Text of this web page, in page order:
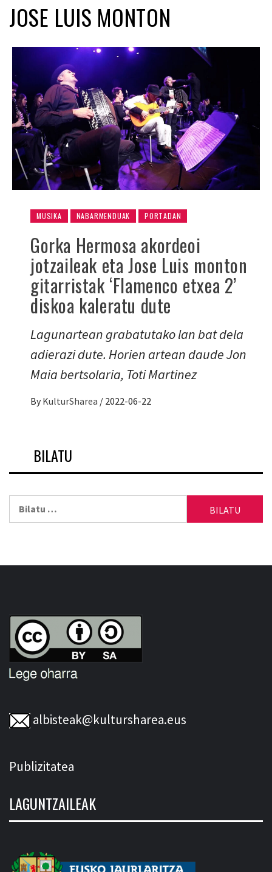
JOSE LUIS MONTON
MUSIKA NABARMENDUAK PORTADAN
Gorka Hermosa akordeoi
jotzaileak eta Jose Luis monton
gitarristak ‘Flamenco etxea 2’
diskoa kaleratu dute
Lagunartean grabatutako lan bat dela
adierazi dute. Horien artean daude Jon
Maia bertsolaria, Toti Martinez
By KulturSharea / 2022-06-22
BILATU
albisteak@kultursharea.eus
Publizitatea
LAGUNTZAILEAK